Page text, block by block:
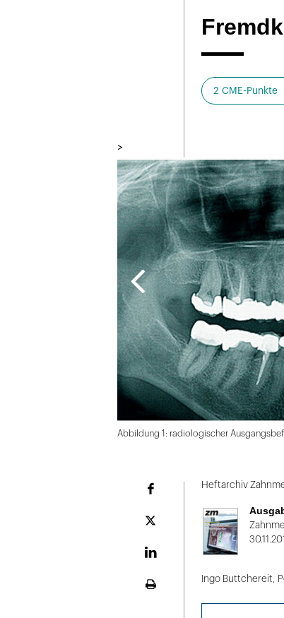
2 CME-Punkte
>
Abbildung 1: radiologischer
radiologischer
Plattform
Heftarchiv
Ingo Buttchereit